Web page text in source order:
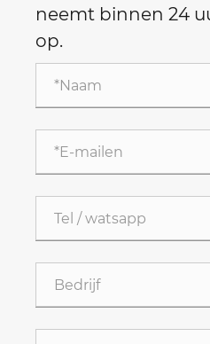
neemt binnen 24
op.